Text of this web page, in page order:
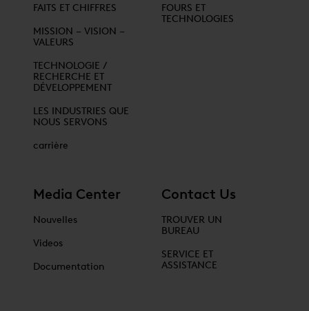
FAITS ET CHIFFRES
MISSION – VISION –
VALEURS
TECHNOLOGIE /
RECHERCHE ET
DÉVELOPPEMENT
LES INDUSTRIES QUE
NOUS SERVONS
carrière
FOURS ET
TECHNOLOGIES
Media Center
Nouvelles
Videos
Documentation
Contact Us
TROUVER UN
BUREAU
SERVICE ET
ASSISTANCE